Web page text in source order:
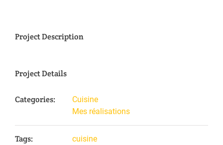
Project Description
Project Details
Categories:
Cuisine
Mes réalisations
Tags:
cuisine